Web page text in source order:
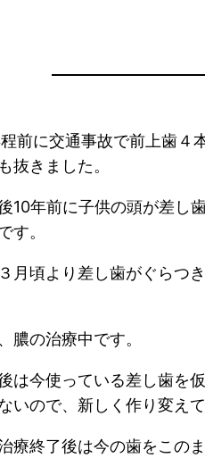
前に交通事故で前上歯４
抜きました。
10年前に子供の頭が差し
す。
月頃より差し歯がぐらつ
膿の治療中です。
は今使っている差し歯を
いので、新しく作り変え
療終了後は今の歯をこの